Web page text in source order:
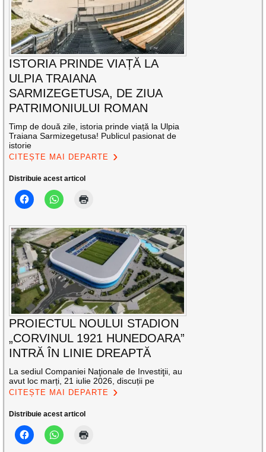
ISTORIA PRINDE VIAȚĂ LA
ULPIA TRAIANA
SARMIZEGETUSA, DE ZIUA
PATRIMONIULUI ROMAN
Timp de două zile, istoria prinde viață la Ulpia
Traiana Sarmizegetusa! Publicul pasionat de
istorie
CITEȘTE MAI DEPARTE
Distribuie acest articol
PROIECTUL NOULUI STADION
„CORVINUL 1921 HUNEDOARA”
INTRĂ ÎN LINIE DREAPTĂ
La sediul Companiei Naţionale de Investiţii, au
avut loc marți, 21 iulie 2026, discuții pe
CITEȘTE MAI DEPARTE
Distribuie acest articol